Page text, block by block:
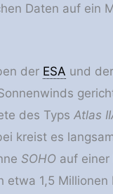
Daten auf ein
der ESA und der
des Typs Atlas
kreist es
SOHO auf
1,5